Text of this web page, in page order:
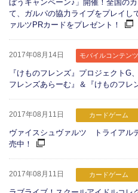
ぼうキャンペーン♪」開催！全国の
て、ガルパの協力ライブをプレイし
ァルツPRカードをプレゼント！
2017年08月14日 モバイルコンテンツ
『けものフレンズ』プロジェクトG
フレンズあらーむ』＆『けものフレ
2017年08月11日 カードゲーム
ヴァイスシュヴァルツ トライアル
売中！
2017年08月11日 カードゲーム